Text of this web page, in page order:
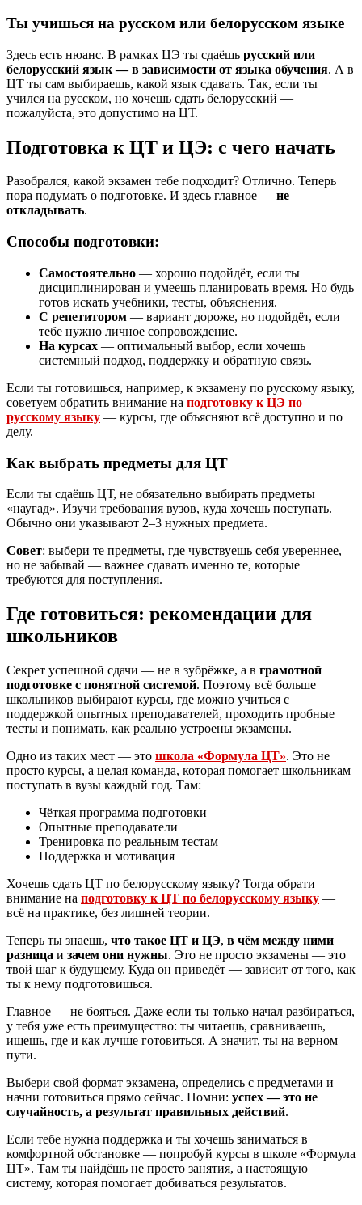
Ты учишься на русском или белорусском языке
Здесь есть нюанс. В рамках ЦЭ ты сдаёшь русский или
белорусский язык — в зависимости от языка обучения. А в
ЦТ ты сам выбираешь, какой язык сдавать. Так, если ты
учился на русском, но хочешь сдать белорусский —
пожалуйста, это допустимо на ЦТ.
Подготовка к ЦТ и ЦЭ: с чего начать
Разобрался, какой экзамен тебе подходит? Отлично. Теперь
пора подумать о подготовке. И здесь главное — не
откладывать.
Способы подготовки:
Самостоятельно — хорошо подойдёт, если ты
дисциплинирован и умеешь планировать время. Но будь
готов искать учебники, тесты, объяснения.
С репетитором — вариант дороже, но подойдёт, если
тебе нужно личное сопровождение.
На курсах — оптимальный выбор, если хочешь
системный подход, поддержку и обратную связь.
Если ты готовишься, например, к экзамену по русскому языку,
советуем обратить внимание на подготовку к ЦЭ по
русскому языку — курсы, где объясняют всё доступно и по
делу.
Как выбрать предметы для ЦТ
Если ты сдаёшь ЦТ, не обязательно выбирать предметы
«наугад». Изучи требования вузов, куда хочешь поступать.
Обычно они указывают 2–3 нужных предмета.
Совет: выбери те предметы, где чувствуешь себя увереннее,
но не забывай — важнее сдавать именно те, которые
требуются для поступления.
Где готовиться: рекомендации для
школьников
Секрет успешной сдачи — не в зубрёжке, а в грамотной
подготовке с понятной системой. Поэтому всё больше
школьников выбирают курсы, где можно учиться с
поддержкой опытных преподавателей, проходить пробные
тесты и понимать, как реально устроены экзамены.
Одно из таких мест — это школа «Формула ЦТ». Это не
просто курсы, а целая команда, которая помогает школьникам
поступать в вузы каждый год. Там:
Чёткая программа подготовки
Опытные преподаватели
Тренировка по реальным тестам
Поддержка и мотивация
Хочешь сдать ЦТ по белорусскому языку? Тогда обрати
внимание на подготовку к ЦТ по белорусскому языку —
всё на практике, без лишней теории.
Теперь ты знаешь, что такое ЦТ и ЦЭ, в чём между ними
разница и зачем они нужны. Это не просто экзамены — это
твой шаг к будущему. Куда он приведёт — зависит от того, как
ты к нему подготовишься.
Главное — не бояться. Даже если ты только начал разбираться,
у тебя уже есть преимущество: ты читаешь, сравниваешь,
ищешь, где и как лучше готовиться. А значит, ты на верном
пути.
Выбери свой формат экзамена, определись с предметами и
начни готовиться прямо сейчас. Помни: успех — это не
случайность, а результат правильных действий.
Если тебе нужна поддержка и ты хочешь заниматься в
комфортной обстановке — попробуй курсы в школе «Формула
ЦТ». Там ты найдёшь не просто занятия, а настоящую
систему, которая помогает добиваться результатов.